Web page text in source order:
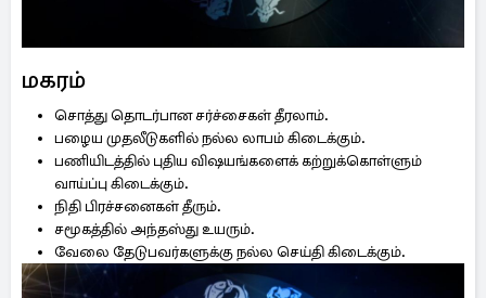
மகரம்
சொத்து தொடர்பான சர்ச்சைகள் தீரலாம்.
பழைய முதலீடுகளில் நல்ல லாபம் கிடைக்கும்.
பணியிடத்தில் புதிய விஷயங்களைக் கற்றுக்கொள்ளும்
வாய்ப்பு கிடைக்கும்.
நிதி பிரச்சனைகள் தீரும்.
சமூகத்தில் அந்தஸ்து உயரும்.
வேலை தேடுபவர்களுக்கு நல்ல செய்தி கிடைக்கும்.